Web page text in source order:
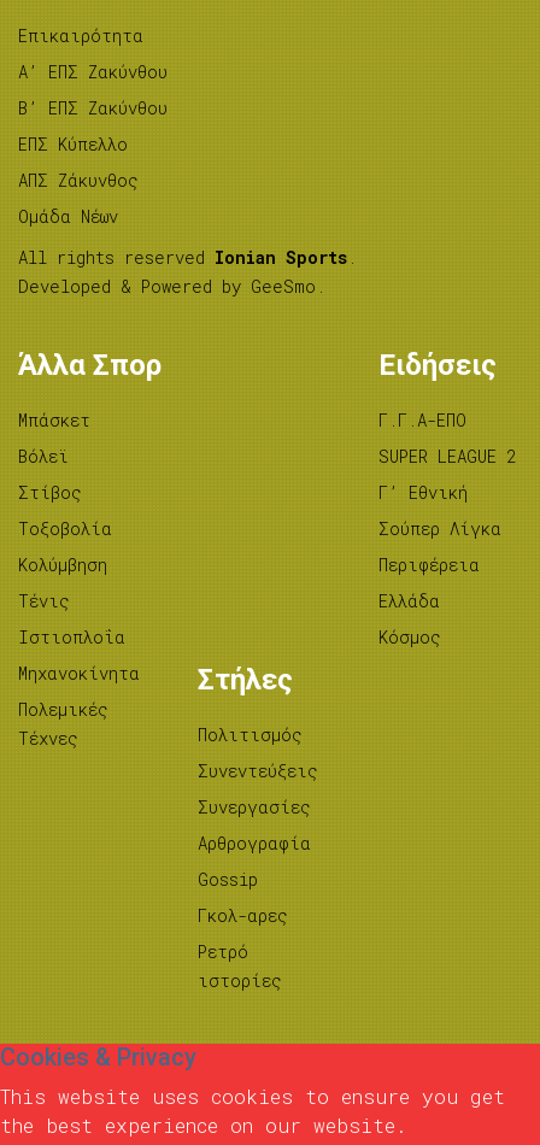
Επικαιρότητα
A’ ΕΠΣ Ζακύνθου
B’ ΕΠΣ Ζακύνθου
ΕΠΣ Κύπελλο
ΑΠΣ Ζάκυνθος
Ομάδα Νέων
All rights reserved Ionian Sports .
Developed & Powered by GeeSmo .
Άλλα Σπορ
Μπάσκετ
Βόλεϊ
Στίβος
Tοξοβολία
Κολύμβηση
Τένις
Ιστιοπλοΐα
Μηχανοκίνητα
Πολεμικές
Τέχνες
Ειδήσεις
Γ.Γ.Α-ΕΠΟ
SUPER LEAGUE 2
Γ’ Εθνική
Σούπερ Λίγκα
Περιφέρεια
Ελλάδα
Κόσμος
Στήλες
Πολιτισμός
Συνεντεύξεις
Συνεργασίες
Αρθρογραφία
Gossip
Γκολ-αρες
Ρετρό
ιστορίες
Cookies & Privacy
This website uses cookies to ensure you get
the best experience on our website.